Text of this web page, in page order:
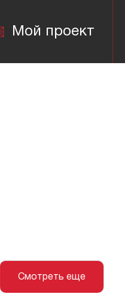
Мой проект
Смотреть еще